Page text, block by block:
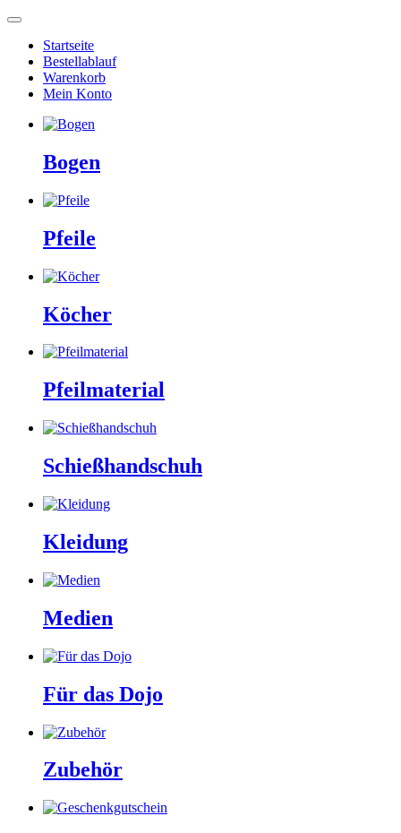
Startseite
Bestellablauf
Warenkorb
Mein Konto
Bogen
Pfeile
Köcher
Pfeilmaterial
Schießhandschuh
Kleidung
Medien
Für das Dojo
Zubehör